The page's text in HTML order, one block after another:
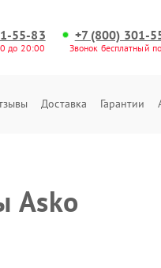
55-83
до 20:00
+7 (800) 301-
Звонок бесплатный
Доставка Гарантии
Asko